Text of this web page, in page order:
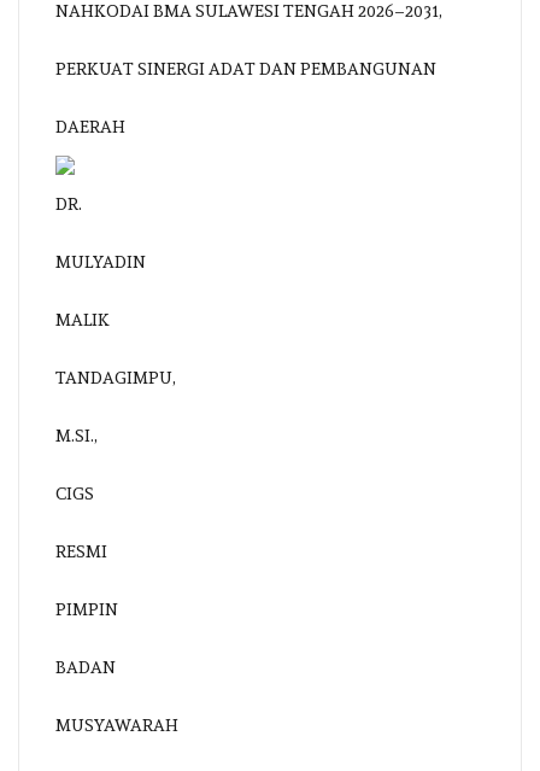
NAHKODAI BMA SULAWESI TENGAH 2026–2031,
PERKUAT SINERGI ADAT DAN PEMBANGUNAN
DAERAH